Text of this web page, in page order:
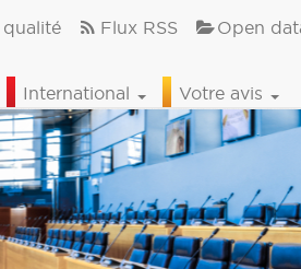
Flux RSS Open
International Votre avis